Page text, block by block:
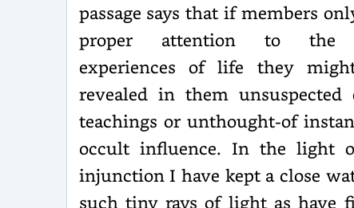
passage says that if members
proper attention to the
experiences of life they
revealed in them unsuspected
teachings or unthought-of
occult influence. In the light
injunction I have kept a close
such tiny rays of light as have